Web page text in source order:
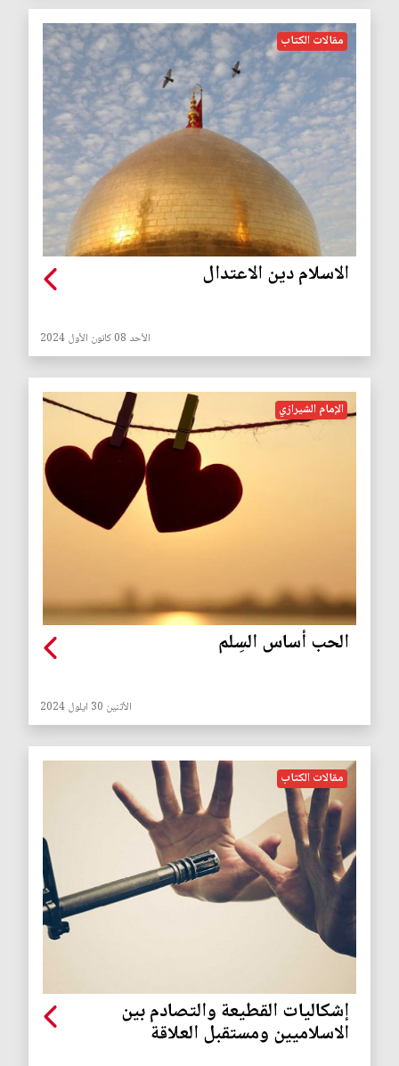
مقالات الكتاب
الاسلام دين الاعتدال
الأحد 08 كانون الأول 2024
الإمام الشيرازي
الحب أساس السِلم
الأثنين 30 ايلول 2024
مقالات الكتاب
إشكاليات القطيعة والتصادم بين
الاسلاميين ومستقبل العلاقة